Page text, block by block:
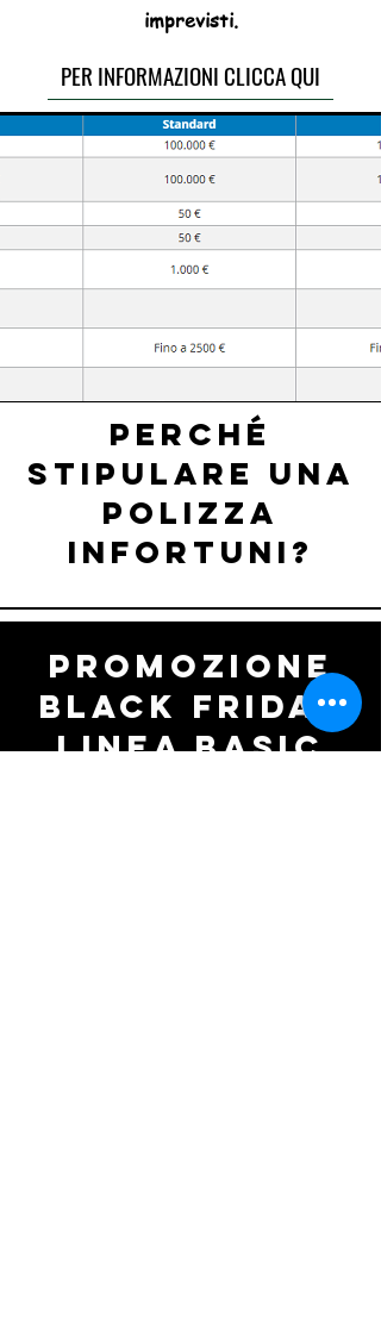
imprevisti.
PER INFORMAZIONI CLICCA QUI
Perché
stipulare una
polizza
infortuni?
Promozione
black friday
linea basic